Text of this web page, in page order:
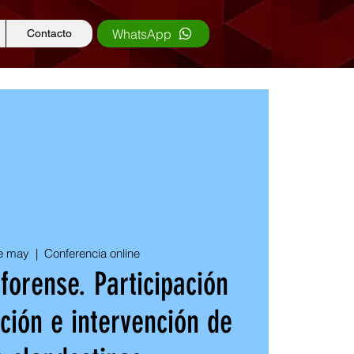
Contacto WhatsApp
may
  |
Conferencia online
Participación
e intervención de